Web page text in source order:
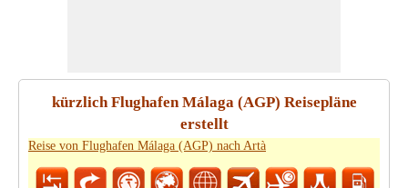
kürzlich Flughafen Málaga (AGP) Reisepläne
erstellt
Reise von Flughafen Málaga (AGP) nach Artà